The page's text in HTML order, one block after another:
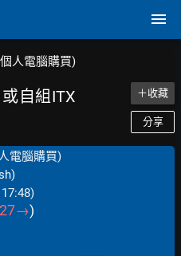
人電腦購買)
自組ITX ＋收藏
分享
電腦購買)
27→)